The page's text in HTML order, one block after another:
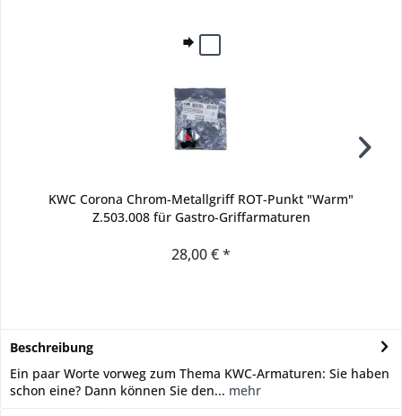
KWC Corona Chrom-Metallgriff ROT-Punkt "Warm"
Z.503.008 für Gastro-Griffarmaturen
28,00 € *
Beschreibung
Ein paar Worte vorweg zum Thema KWC-Armaturen: Sie haben
schon eine? Dann können Sie den... mehr